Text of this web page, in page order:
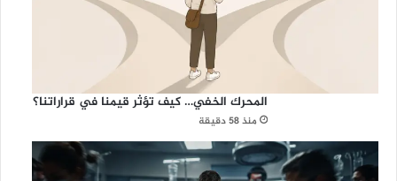
المحرك الخفي… كيف تؤثر قيمنا في قراراتنا؟
منذ 58 دقيقة